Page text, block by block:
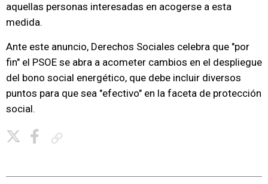
aquellas personas interesadas en acogerse a esta
medida.
Ante este anuncio, Derechos Sociales celebra que "por
fin" el PSOE se abra a acometer cambios en el despliegue
del bono social energético, que debe incluir diversos
puntos para que sea "efectivo" en la faceta de protección
social.